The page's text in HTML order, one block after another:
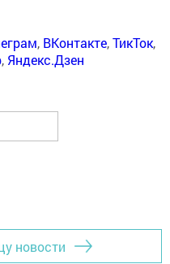
, ВКонтакте,ТикТок,
, Яндекс.Дзен
новости